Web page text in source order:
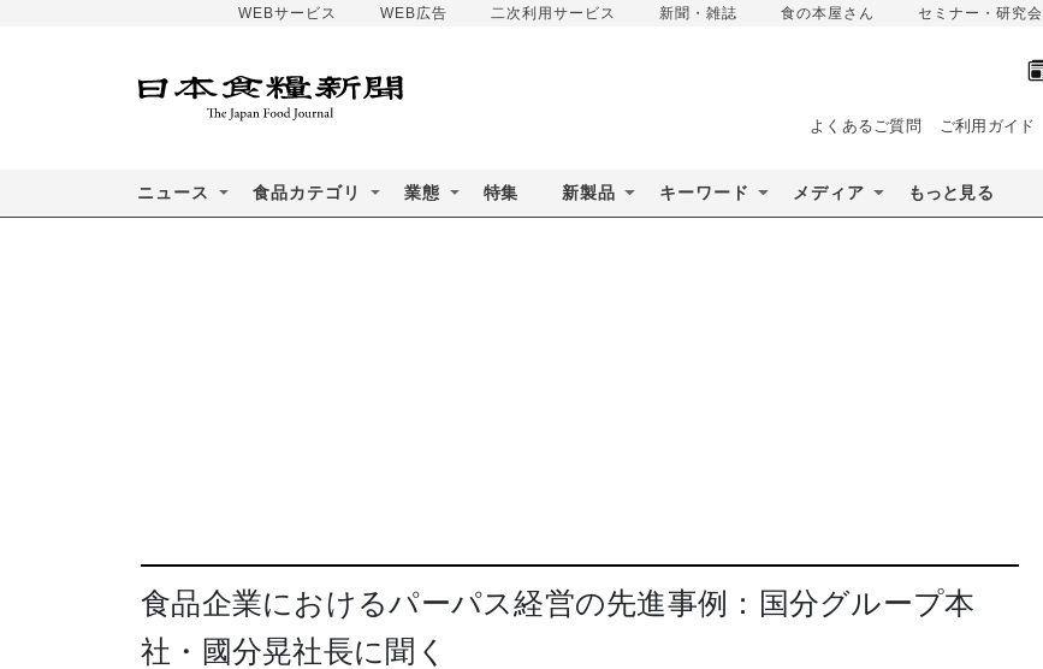
WEBサービス WEB広告 二次利用サービス 新聞・雑誌 食の本屋さん セミナー・研究会
よくあるご質問 ご利用ガイド
ニュース 食品カテゴリ 業態 特集 新製品 キーワード メディア もっと見る
食品企業におけるパーパス経営の先進事例：国分グループ本
社・國分晃社長に聞く